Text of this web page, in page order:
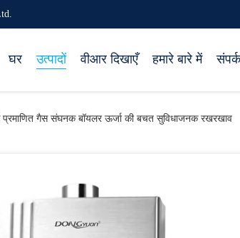
घर उत्पादों वीआर दिखाएँ हमारे बारे में
गैस संघनक बॉयलर ऊर्जा की बचत सुविधाजनक रखरखाव